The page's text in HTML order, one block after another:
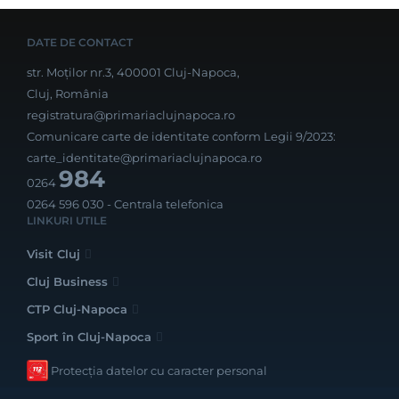
DATE DE CONTACT
str. Moților nr.3, 400001 Cluj-Napoca,
Cluj, România
registratura@primariaclujnapoca.ro
Comunicare carte de identitate conform Legii 9/2023:
carte_identitate@primariaclujnapoca.ro
0264984
0264 596 030 - Centrala telefonica
LINKURI UTILE
Visit Cluj
Cluj Business
CTP Cluj-Napoca
Sport în Cluj-Napoca
Protecția datelor cu caracter personal